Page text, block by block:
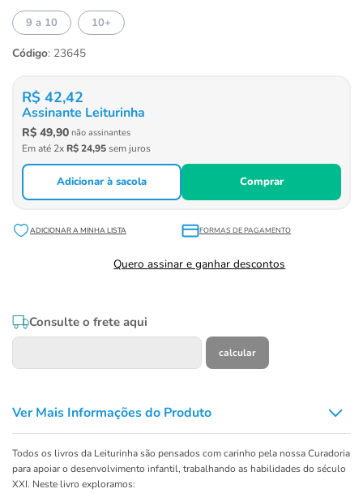
9 a 10 10+
Código: 23645
R$ 42,42
Assinante Leiturinha
R$ 49,90 não assinantes
Em até 2x R$24,95sem juros
Adicionar à sacola Comprar
FORMAS DE PAGAMENTO
Quero assinar e ganhar descontos
Consulte o frete aqui
Ver Mais Informações do Produto
Todos os livros da Leiturinha são pensados com carinho pela nossa Curadoria
para apoiar o desenvolvimento infantil, trabalhando as habilidades do século
XXI. Neste livro exploramos: